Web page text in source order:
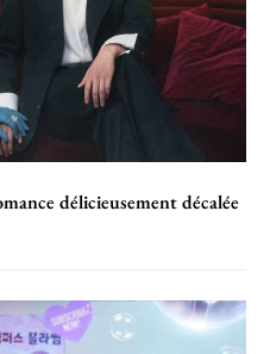
délicieusement décalée